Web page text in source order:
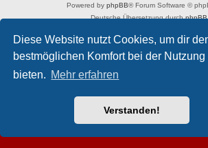
Diese Website nutzt Cookies, um dir
bestmöglichen Komfort bei der Nutzung
bieten. Mehr erfahren
Verstanden!
Powered by phpBB® Forum Software ©
Deutsche Übersetzung durch